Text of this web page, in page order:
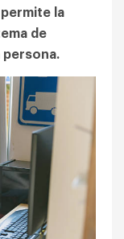
permite la
de
persona.